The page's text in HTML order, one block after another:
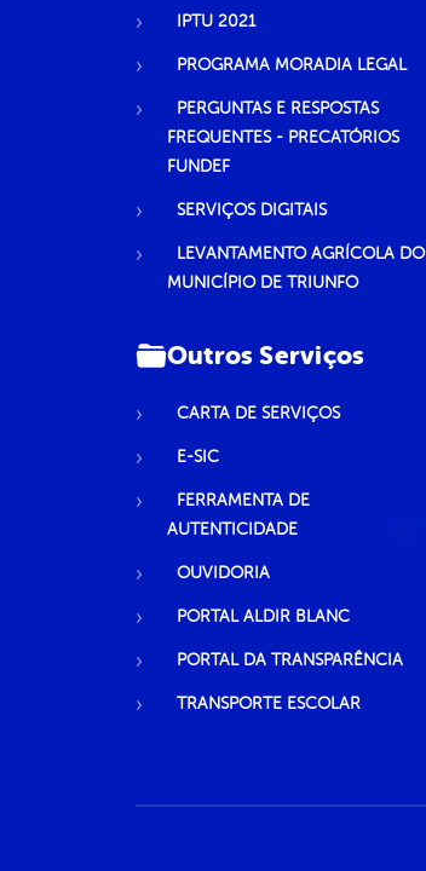
IPTU 2021
PROGRAMA MORADIA LEGAL
PERGUNTAS E RESPOSTAS
FREQUENTES - PRECATÓRIOS
FUNDEF
SERVIÇOS DIGITAIS
LEVANTAMENTO AGRÍCOLA DO
MUNICÍPIO DE TRIUNFO
Outros Serviços
CARTA DE SERVIÇOS
E-SIC
FERRAMENTA DE
AUTENTICIDADE
OUVIDORIA
PORTAL ALDIR BLANC
PORTAL DA TRANSPARÊNCIA
TRANSPORTE ESCOLAR